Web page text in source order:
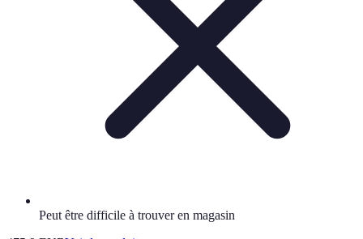
Peut être difficile à trouver en magasin